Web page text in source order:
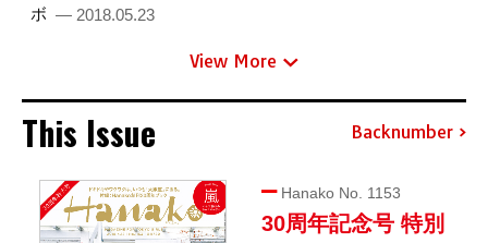
ボ — 2018.05.23
View More
This Issue Backnumber
Hanako No. 1153
30周年記念号 特別